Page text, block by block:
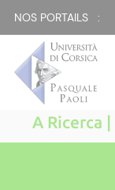
NOS PORTAILS :
A Ricerca |